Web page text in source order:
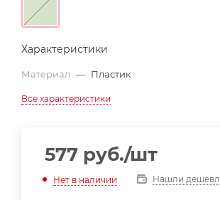
Характеристики
Материал — Пластик
Все характеристики
577 руб./шт
Нет в наличии Нашли